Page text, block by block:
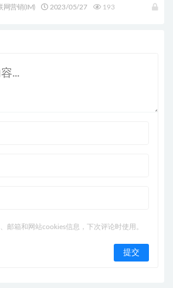
网营销(IM) 2023/05/27 193
邮箱和网站cookies信息，下次评论时使用。